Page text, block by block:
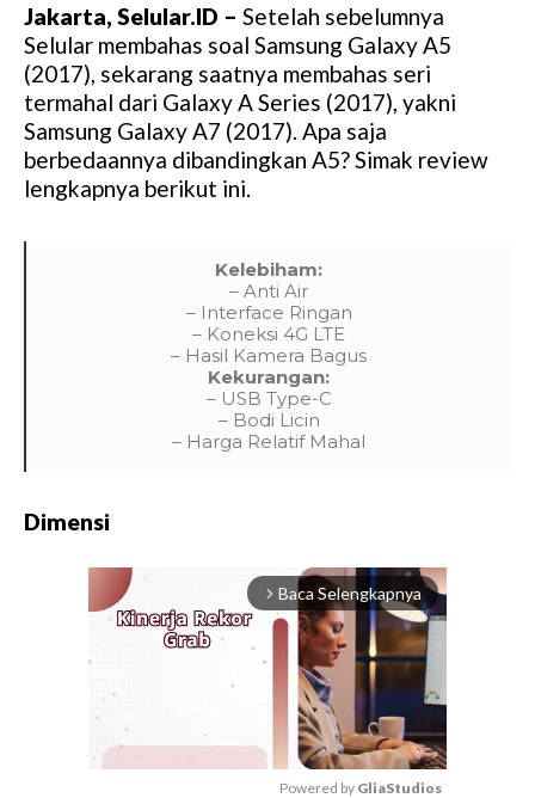
Jakarta, Selular.ID – Setelah sebelumnya
Selular membahas soal Samsung Galaxy A5
(2017), sekarang saatnya membahas seri
termahal dari Galaxy A Series (2017), yakni
Samsung Galaxy A7 (2017). Apa saja
berbedaannya dibandingkan A5? Simak review
lengkapnya berikut ini.
Kelebiham:
– Anti Air
– Interface Ringan
– Koneksi 4G LTE
– Hasil Kamera Bagus
Kekurangan:
– USB Type-C
– Bodi Licin
– Harga Relatif Mahal
Dimensi
arrow_forward_ios Baca Selengkapnya
Powered by GliaStudios